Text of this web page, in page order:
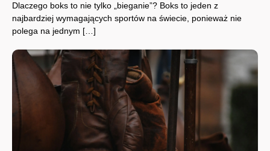
Dlaczego boks to nie tylko „bieganie”? Boks to jeden z
najbardziej wymagających sportów na świecie, ponieważ nie
polega na jednym […]